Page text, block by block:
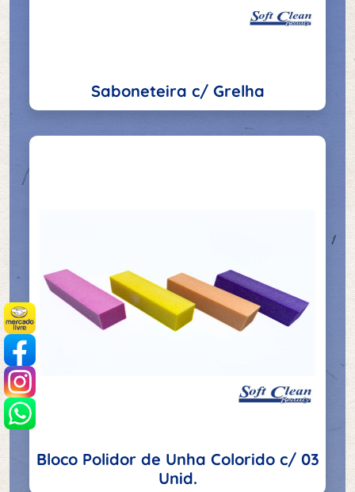
Saboneteira c/ Grelha
Bloco Polidor de Unha Colorido c/ 03
Unid.